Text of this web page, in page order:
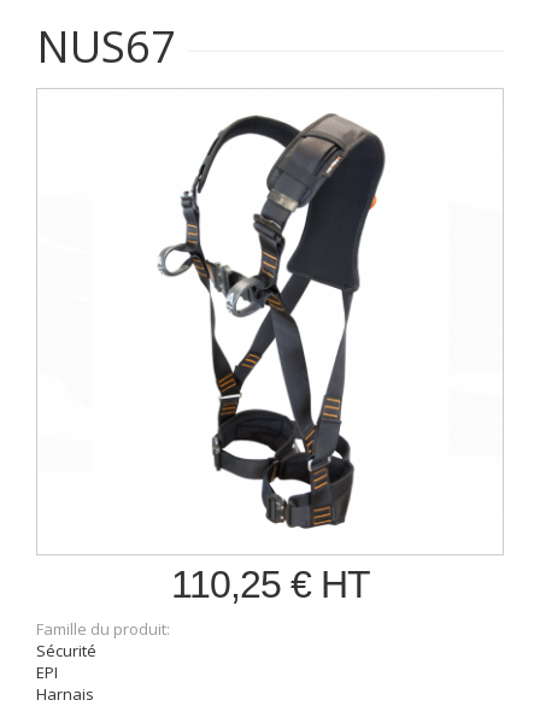
NUS67
110,25 € HT
Famille du produit:
Sécurité
EPI
Harnais